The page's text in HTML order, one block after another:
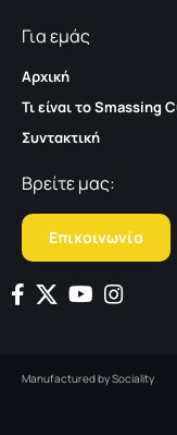
Για εμάς
Αρχική
Τι είναι το Smassing
Συντακτική
Βρείτε μας:
Επικοινωνία
Manufactured bySociality